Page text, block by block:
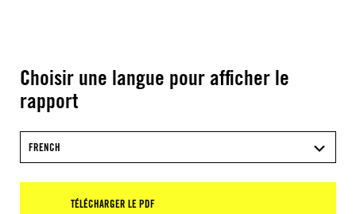
Choisir une langue pour afficher le
rapport
FRENCH
TÉLÉCHARGER LE PDF